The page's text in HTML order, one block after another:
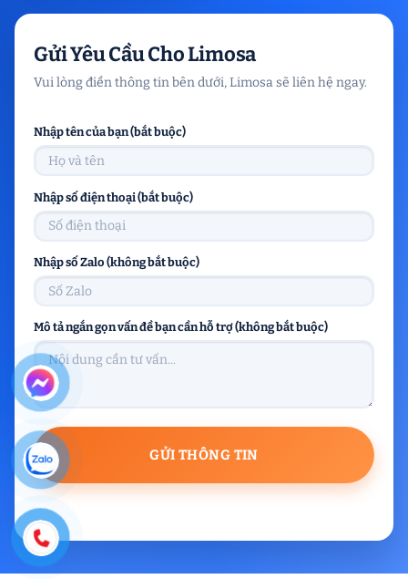
Gửi Yêu Cầu Cho Limosa
Vui lòng điền thông tin bên dưới, Limosa sẽ liên hệ ngay.
Nhập tên của bạn (bắt buộc)
Nhập số điện thoại (bắt buộc)
Nhập số Zalo (không bắt buộc)
Mô tả ngắn gọn vấn đề bạn cần hỗ trợ (không bắt buộc)